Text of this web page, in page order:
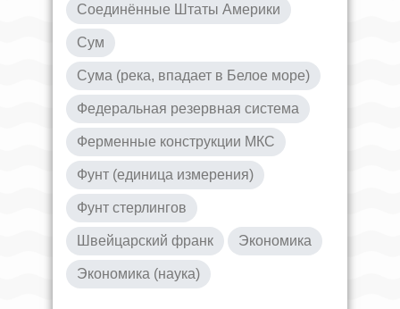
Соединённые Штаты Америки
Сум
Сума (река, впадает в Белое море)
Федеральная резервная система
Ферменные конструкции МКС
Фунт (единица измерения)
Фунт стерлингов
Швейцарский франк Экономика
Экономика (наука)